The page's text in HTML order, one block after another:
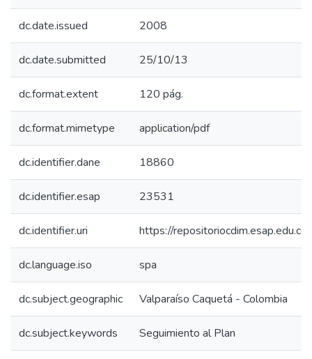
dc.date.issued 2008
dc.date.submitted 25/10/13
dc.format.extent 120 pág.
dc.format.mimetype application/pdf
dc.identifier.dane 18860
dc.identifier.esap 23531
dc.identifier.uri https://
dc.language.iso spa
dc.subject.geographic Valparaíso Caquetá - Colombia
dc.subject.keywords Seguimiento al Plan